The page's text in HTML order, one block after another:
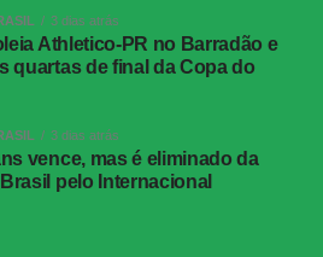
e avança às quartas de
4 x 0 Athletico-PR
3 dias atrás
Athletico-PR no Barradão e
quartas de final da Copa do
3 dias atrás
vence, mas é eliminado da
pelo Internacional